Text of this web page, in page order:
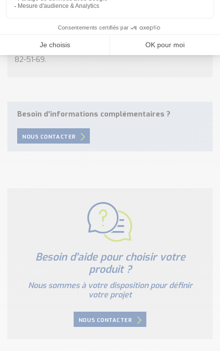
détection de l’état d’un composant
contacter noséquipes techniques et
par mail à info@tecnoland.fr ou par téléphone au 08-20-
82-51-69.
Besoin d'informations complémentaires ?
NOUS CONTACTER
Besoin d'aide pour choisir votre
produit ?
Nous sommes à votre disposition pour définir
votre projet
NOUS CONTACTER